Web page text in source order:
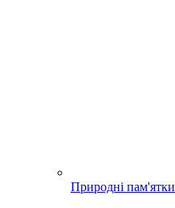
Природні пам'ятки